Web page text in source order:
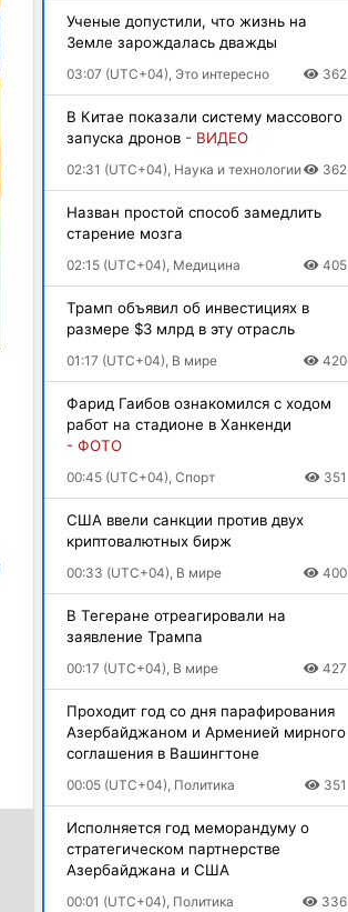
Ученые допустили, что жизнь на
Земле зарождалась дважды
03:07 (UTC+04), Это интересно 362
В Китае показали систему массового
запуска дронов - ВИДЕО
02:31 (UTC+04), Наука и технологии 362
Назван простой способ замедлить
старение мозга
02:15 (UTC+04), Медицина 405
Трамп объявил об инвестициях в
размере $3 млрд в эту отрасль
01:17 (UTC+04), В мире 420
Фарид Гаибов ознакомился с ходом
работ на стадионе в Ханкенди
- ФОТО
00:45 (UTC+04), Спорт 351
США ввели санкции против двух
криптовалютных бирж
00:33 (UTC+04), В мире 400
В Тегеране отреагировали на
заявление Трампа
00:17 (UTC+04), В мире 427
Проходит год со дня парафирования
Азербайджаном и Арменией мирного
соглашения в Вашингтоне
00:05 (UTC+04), Политика 351
Исполняется год меморандуму о
стратегическом партнерстве
Азербайджана и США
00:01 (UTC+04), Политика 336